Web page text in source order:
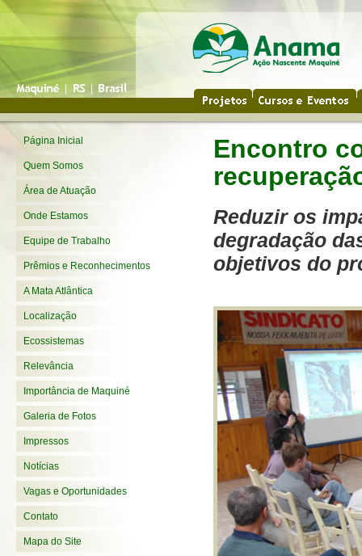
Página Inicial
Quem Somos
Área de Atuação
Onde Estamos
Equipe de Trabalho
Prêmios e Reconhecimentos
A Mata Atlântica
Localização
Ecossistemas
Relevância
Importância de Maquiné
Galeria de Fotos
Impressos
Notícias
Vagas e Oportunidades
Contato
Mapa do Site
Encontro
Reduzir os
degradação
objetivos do